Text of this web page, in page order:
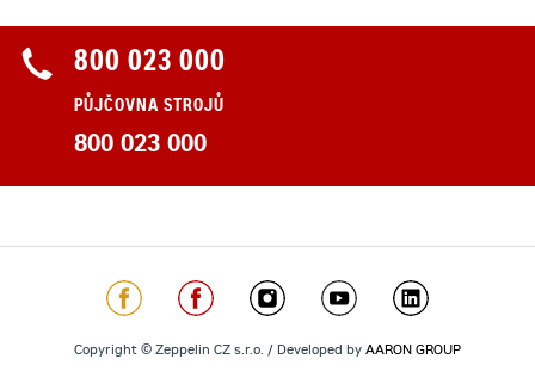
800 023 000
PŮJČOVNA STROJŮ
800 023 000
Copyright © Zeppelin CZ s.r.o. / Developed by AARON GROUP